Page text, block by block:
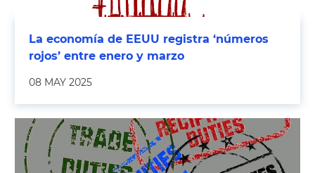
La economía de EEUU registra ‘números
rojos’ entre enero y marzo
08 MAY 2025